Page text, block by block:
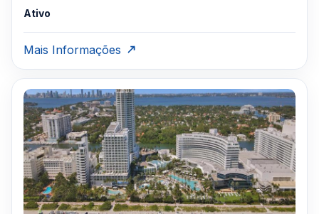
Ativo
Mais Informações